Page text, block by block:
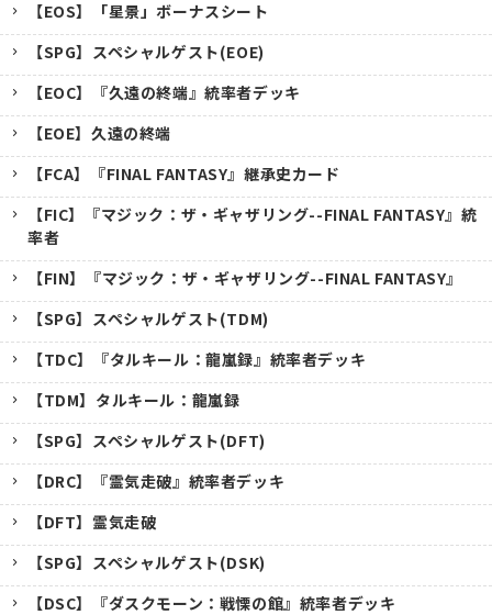
【EOS】「星景」ボーナスシート
【SPG】スペシャルゲスト(EOE)
【EOC】『久遠の終端』統率者デッキ
【EOE】久遠の終端
【FCA】『FINAL FANTASY』継承史カード
【FIC】『マジック：ザ・ギャザリング--FINAL FANTASY』統
率者
【FIN】『マジック：ザ・ギャザリング--FINAL FANTASY』
【SPG】スペシャルゲスト(TDM)
【TDC】『タルキール：龍嵐録』統率者デッキ
【TDM】タルキール：龍嵐録
【SPG】スペシャルゲスト(DFT)
【DRC】『霊気走破』統率者デッキ
【DFT】霊気走破
【SPG】スペシャルゲスト(DSK)
【DSC】『ダスクモーン：戦慄の館』統率者デッキ